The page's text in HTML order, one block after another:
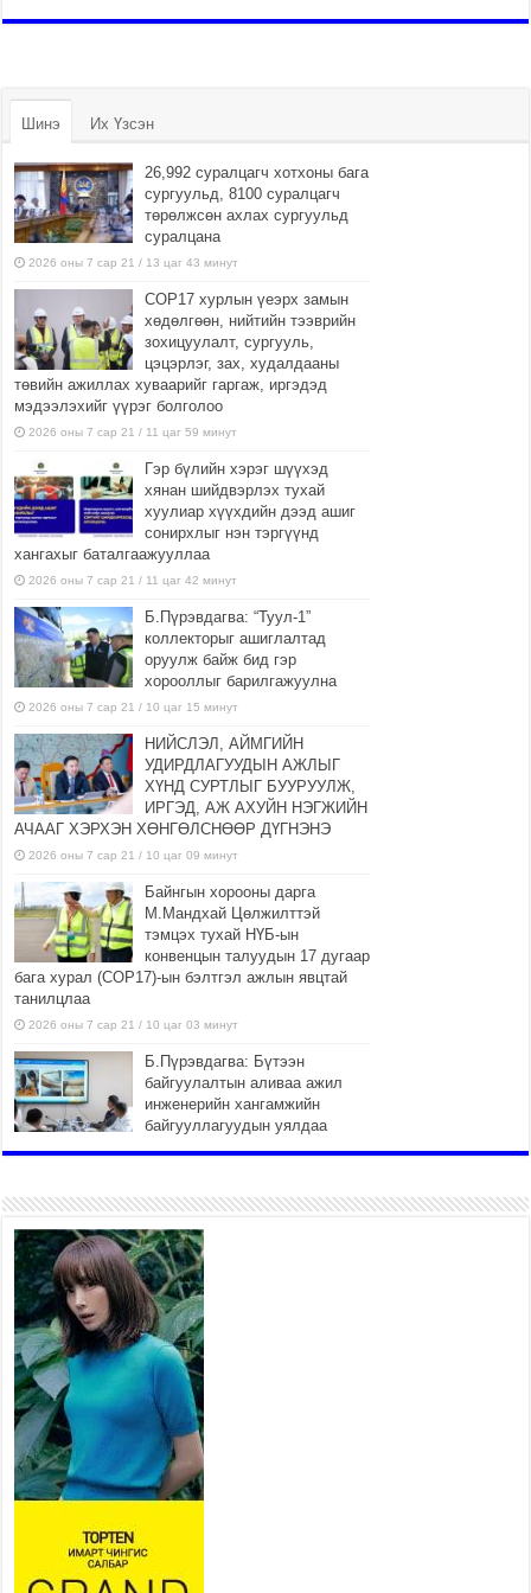
Шинэ Их Үзсэн
26,992 суралцагч хотхоны бага
сургуульд, 8100 суралцагч
төрөлжсөн ахлах сургуульд
суралцана
2026 оны 7 сар 21 / 13 цаг 43 минут
COP17 хурлын үеэрх замын
хөдөлгөөн, нийтийн тээврийн
зохицуулалт, сургууль,
цэцэрлэг, зах, худалдааны
төвийн ажиллах хуваарийг гаргаж, иргэдэд
мэдээлэхийг үүрэг болголоо
2026 оны 7 сар 21 / 11 цаг 59 минут
Гэр бүлийн хэрэг шүүхэд
хянан шийдвэрлэх тухай
хуулиар хүүхдийн дээд ашиг
сонирхлыг нэн тэргүүнд
хангахыг баталгаажууллаа
2026 оны 7 сар 21 / 11 цаг 42 минут
Б.Пүрэвдагва: “Туул-1”
коллекторыг ашиглалтад
оруулж байж бид гэр
хорооллыг барилгажуулна
2026 оны 7 сар 21 / 10 цаг 15 минут
НИЙСЛЭЛ, АЙМГИЙН
УДИРДЛАГУУДЫН АЖЛЫГ
ХҮНД СУРТЛЫГ БУУРУУЛЖ,
ИРГЭД, АЖ АХУЙН НЭГЖИЙН
АЧААГ ХЭРХЭН ХӨНГӨЛСНӨӨР ДҮГНЭНЭ
2026 оны 7 сар 21 / 10 цаг 09 минут
Байнгын хорооны дарга
М.Мандхай Цөлжилттэй
тэмцэх тухай НҮБ-ын
конвенцын талуудын 17 дугаар
бага хурал (СОР17)-ын бэлтгэл ажлын явцтай
танилцлаа
2026 оны 7 сар 21 / 10 цаг 03 минут
Б.Пүрэвдагва: Бүтээн
байгуулалтын аливаа ажил
инженерийн хангамжийн
байгууллагуудын уялдаа
холбоогүйгээс саатах ёсгүй
“Сэлбэ 20 минутын хот”
төслийн анхны 12 давхар
барилгын үндсэн карказ,
цутгалтын ажил дууслаа
2026 оны 7 сар 20 / 17 цаг 17 минут
Мопед, скүүтер, тэдгээртэй
адилтгах үзүүлэлт бүхий
тээврийн хэрэгсэлтэй
холбоотой нийслэлийн засаг
дарга захирамж гаргалаа
2026 оны 7 сар 20 / 17 цаг 11 минут
Төв цэвэрлэх байгууламжид хоногт дунджаар 3
тонн хатуу хог хаягдал ирж байна
2026 оны 7 сар 20 / 12 цаг 06 минут
“Эхийн алдар” одонгийн шаардлагыг